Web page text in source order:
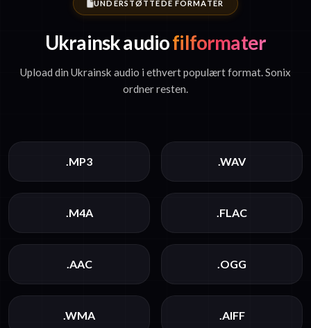
UNDERSTØTTEDE FORMATER
Ukrainsk audiofilformater
Upload din Ukrainsk audio i ethvert populært format. Sonix
ordner resten.
.MP3 .WAV
.M4A .FLAC
.AAC .OGG
.WMA .AIFF